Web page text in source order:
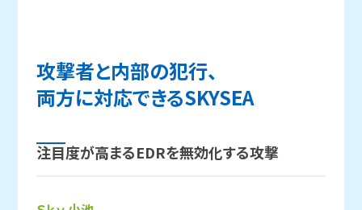
攻撃者と内部の犯行、
両方に対応できるSKYSEA
注目度が高まるEDRを無効化する攻撃